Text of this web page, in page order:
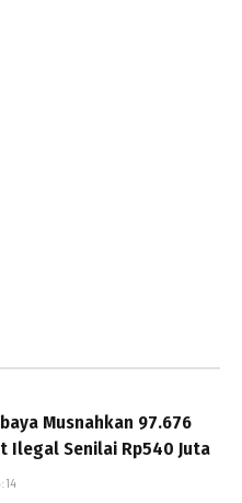
Musnahkan 97.676
Ilegal Senilai Rp540 Juta